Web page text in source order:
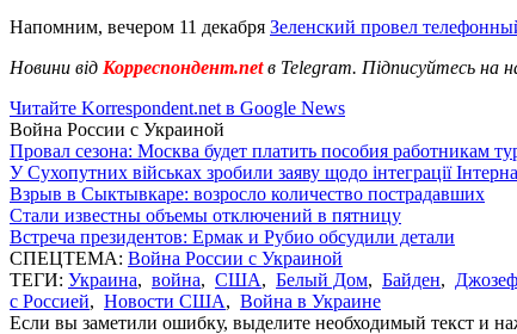
Напомним, вечером 11 декабря Зеленский провел
Новини від Корреспондент.netв Telegram. Підписуйтесь на
Читайте Korrespondent.net в Google News
Война России с Украиной
Провал сезона: Москва будет платить пособия работникам
У Сухопутних військах зробили заяву щодо інтеграції
Взрыв в Сыктывкаре: возросло количество пострадавших
Стали известны объемы отключений в пятницу
Встреча президентов: Ермак и Рубио обсудили детали
СПЕЦТЕМА: Война России с Украиной
ТЕГИ: Украина, война, США, Белый Дом, Байден,
с Россией, Новости США, Война в Украине
Если вы заметили ошибку, выделите необходимый текст и